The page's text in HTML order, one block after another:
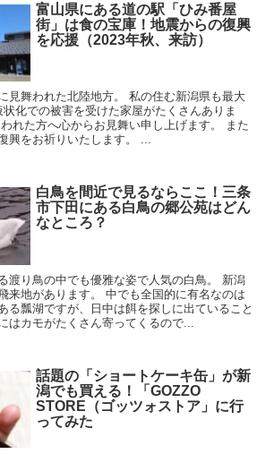
富山県にある道の駅「ひみ番屋
街」は食の宝庫！地震からの復興
を応援（2023年秋、来訪）
見舞われた北陸地方。 私の住む新潟県も最大
化での被害を受けた家屋がたくさんありま
れた方へ心からお見舞い申し上げます。 また
興をお祈りいたします。 ...
白鳥を間近で見るならここ！三条
市下田にある白鳥の郷公苑はどん
なところ？
渡り鳥の中でも優雅な姿で人気の白鳥。 新潟
来地があります。 中でも全国的に有名なのは
る瓢湖ですが、日中は餌を探しに出ていること
はカモがたくさん寄ってくるので...
話題の「ショートケーキ缶」が新
潟でも買える！「GOZZO
STORE（ゴッツォストア」に行
ってみた